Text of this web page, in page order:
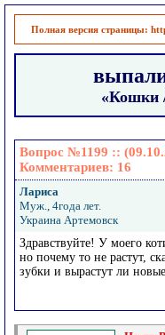
Полная версия страницы:
«Кошки
Вопрос №1199 ::
Комментариев: 16
Лариса
Муж., 4года лет.
Украина Артемовск
Здравствуйте! У моего
но почему то не растут,
зубки и вырастут ли